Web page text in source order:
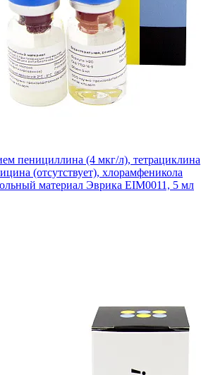
пенициллина (4 мкг/л), тетрациклина
(отсутствует), хлорамфеникола
материал Эврика EIM0011, 5 мл